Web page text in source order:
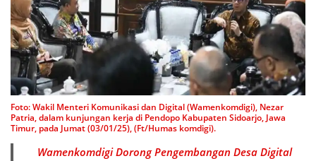
Foto: Wakil Menteri Komunikasi dan Digital (Wamenkomdigi), Nezar
Patria, dalam kunjungan kerja di Pendopo Kabupaten Sidoarjo, Jawa
Timur, pada Jumat (03/01/25), (Ft/Humas komdigi).
Wamenkomdigi Dorong Pengembangan Desa Digital